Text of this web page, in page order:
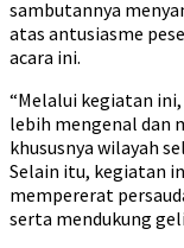
sambutannya
atas antusiasme
acara ini.
“Melalui kegiatan
lebih mengenal dan
khususnya wilayah
Selain itu, kegiatan
mempererat
serta mendukung